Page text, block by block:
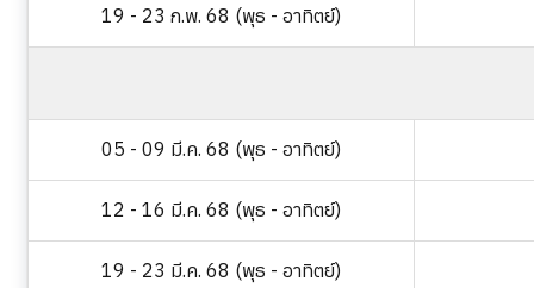
19 - 23 ก.พ. 68 (พุธ - อาทิตย์)
05 - 09 มี.ค. 68 (พุธ - อาทิตย์)
12 - 16 มี.ค. 68 (พุธ - อาทิตย์)
19 - 23 มี.ค. 68 (พุธ - อาทิตย์)